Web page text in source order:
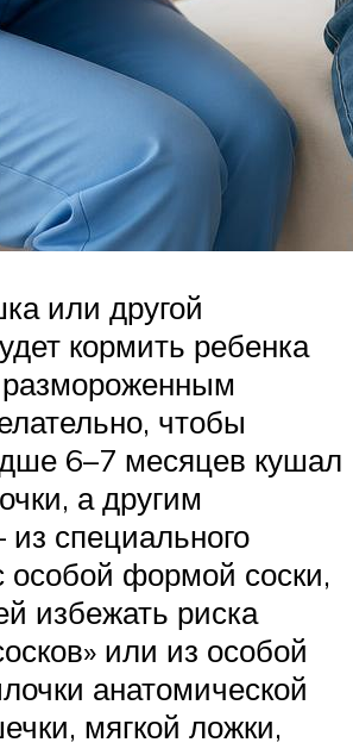
или другой
кормить ребенка
чтобы
6–7 месяцев кушал
а другим
специального
особой формой соски,
избежать риска
или из особой
анатомической
мягкой ложки,